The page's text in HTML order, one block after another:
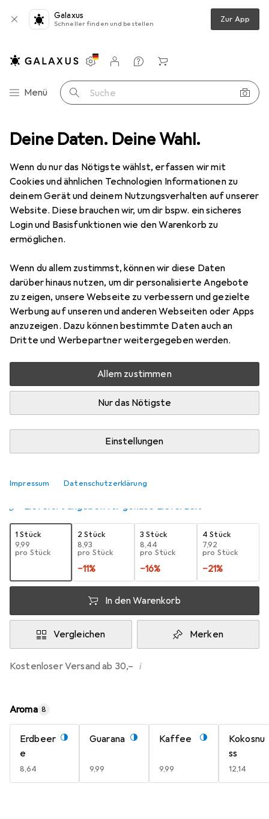
Deine Daten. Deine Wahl.
Wenn du nur das Nötigste wählst, erfassen wir mit
Cookies und ähnlichen Technologien Informationen zu
deinem Gerät und deinem Nutzungsverhalten auf unserer
Website. Diese brauchen wir, um dir bspw. ein sicheres
Login und Basisfunktionen wie den Warenkorb zu
ermöglichen.
Wenn du allem zustimmst, können wir diese Daten
darüber hinaus nutzen, um dir personalisierte Angebote
zu zeigen, unsere Webseite zu verbessern und gezielte
Werbung auf unseren und anderen Webseiten oder Apps
anzuzeigen. Dazu können bestimmte Daten auch an
Dritte und Werbepartner weitergegeben werden.
Allem zustimmen
Nur das Nötigste
Einstellungen
Impressum Datenschutzerklärung
Galaxus
Schneller finden und bestellen Zur App
Navigation nach Kategorien
Menü Suche
Einstellungen
Kundenkonto
Vergleichslisten
Merklisten
Warenkorb
Erotik Romantik Massageöl
8 Bilder
MENGENRABATT
Intt Aperol
30 ml
Preis in EUR inkl. MwSt.
EUR
9,99
Schneller lieferbar
Bewertungen
Mehr von Intt
Zwischen Fr, 14.8. und Sa, 15.8. geliefert
Mehr als 10 Stück an Lager beim Lieferanten
Lieferort angeben für genaue Lieferzeit
1 Stück
EUR
9,99
pro Stück
2 Stück
EUR
8,93
pro Stück
−11%
3 Stück
EUR
8,44
pro Stück
−16%
4 Stück
EUR
7,92
pro Stück
−21%
In den Warenkorb
Vergleichen Merken
Kostenloser Versand ab 30,– i
Aroma 8
Erdbeer
e
EUR
8,64
Guarana
EUR
9,99
Kaffee
EUR
9,99
Kokosnu
ss
EUR
12,14